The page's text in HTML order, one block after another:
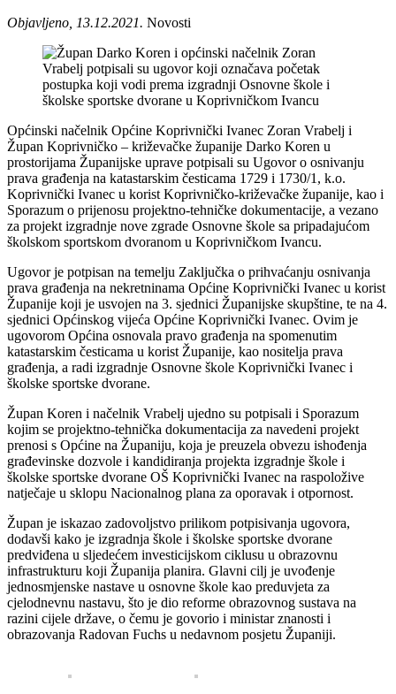
Objavljeno, 13.12.2021. Novosti
Općinski načelnik Općine Koprivnički Ivanec Zoran Vrabelj i
Župan Koprivničko – križevačke županije Darko Koren u
prostorijama Županijske uprave potpisali su Ugovor o osnivanju
prava građenja na katastarskim česticama 1729 i 1730/1, k.o.
Koprivnički Ivanec u korist Koprivničko-križevačke županije, kao i
Sporazum o prijenosu projektno-tehničke dokumentacije, a vezano
za projekt izgradnje nove zgrade Osnovne škole sa pripadajućom
školskom sportskom dvoranom u Koprivničkom Ivancu.
Ugovor je potpisan na temelju Zaključka o prihvaćanju osnivanja
prava građenja na nekretninama Općine Koprivnički Ivanec u korist
Županije koji je usvojen na 3. sjednici Županijske skupštine, te na 4.
sjednici Općinskog vijeća Općine Koprivnički Ivanec. Ovim je
ugovorom Općina osnovala pravo građenja na spomenutim
katastarskim česticama u korist Županije, kao nositelja prava
građenja, a radi izgradnje Osnovne škole Koprivnički Ivanec i
školske sportske dvorane.
Župan Koren i načelnik Vrabelj ujedno su potpisali i Sporazum
kojim se projektno-tehnička dokumentacija za navedeni projekt
prenosi s Općine na Županiju, koja je preuzela obvezu ishođenja
građevinske dozvole i kandidiranja projekta izgradnje škole i
školske sportske dvorane OŠ Koprivnički Ivanec na raspoložive
natječaje u sklopu Nacionalnog plana za oporavak i otpornost.
Župan je iskazao zadovoljstvo prilikom potpisivanja ugovora,
dodavši kako je izgradnja škole i školske sportske dvorane
predviđena u sljedećem investicijskom ciklusu u obrazovnu
infrastrukturu koji Županija planira. Glavni cilj je uvođenje
jednosmjenske nastave u osnovne škole kao preduvjeta za
cjelodnevnu nastavu, što je dio reforme obrazovnog sustava na
razini cijele države, o čemu je govorio i ministar znanosti i
obrazovanja Radovan Fuchs u nedavnom posjetu Županiji.